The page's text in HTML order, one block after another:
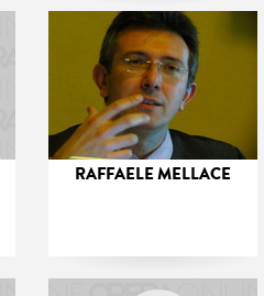
RAFFAELE MELLACE